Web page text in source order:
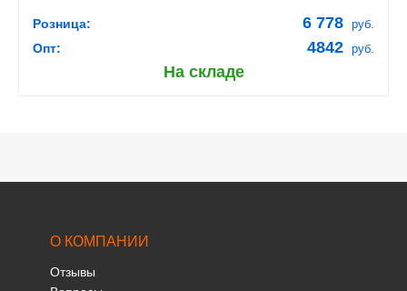
Розница: 6 778 руб.
Опт: 4842 руб.
На складе
О КОМПАНИИ
Отзывы